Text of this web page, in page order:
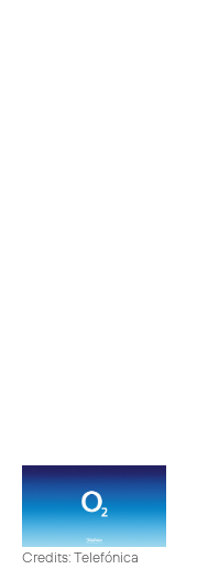
Credits: Telefónica